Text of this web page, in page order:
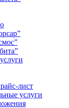
лист
услуги